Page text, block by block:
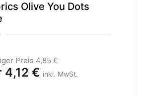
Olive You Dots
Preis 4,85 €
4,12 € inkl. MwSt.